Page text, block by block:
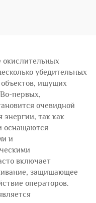
окислительных
убедительных
ищущих
первых,
очевидной
энергии, так как
оснащаются
и
включает
защищающее
операторов.